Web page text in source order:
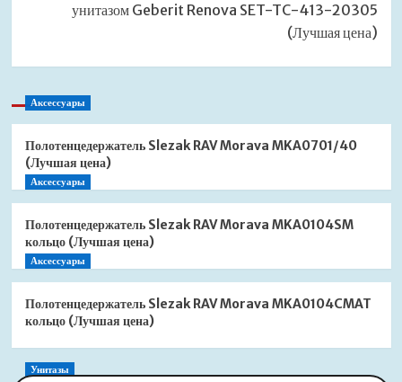
унитазом Geberit Renova SET-TC-413-20305
(Лучшая цена)
Аксессуары
Полотенцедержатель Slezak RAV Morava MKA0701/40
(Лучшая цена)
Аксессуары
Полотенцедержатель Slezak RAV Morava MKA0104SM
кольцо (Лучшая цена)
Аксессуары
Полотенцедержатель Slezak RAV Morava MKA0104CMAT
кольцо (Лучшая цена)
Унитазы